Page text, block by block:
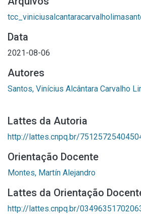
Data
2021-08-06
Autores
Santos, Vinícius Alcântara Carvalho
Lattes da Autoria
http://lattes.cnpq.br/
Orientação Docente
Montes, Martín Alejandro
Lattes da Orientação
http://lattes.cnpq.br/